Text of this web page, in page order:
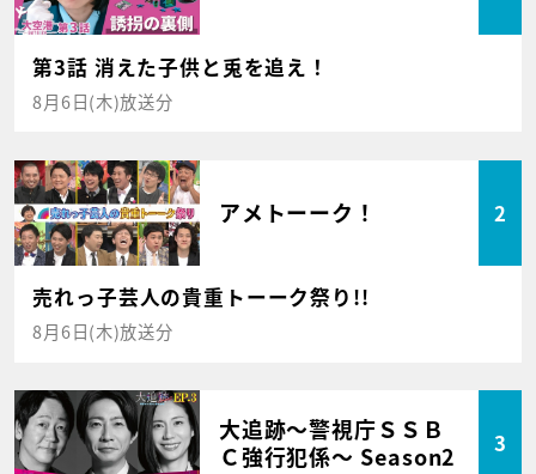
第3話 消えた子供と兎を追え！
8月6日(木)放送分
アメトーーク！ 2
売れっ子芸人の貴重トーーク祭り!!
8月6日(木)放送分
大追跡～警視庁ＳＳＢ
Ｃ強行犯係～ Season2
3